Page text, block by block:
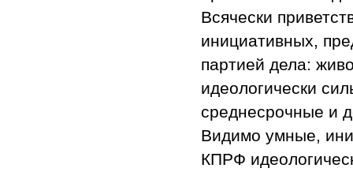
Всячески
инициативных,
партией дела:
идеологически
среднесрочные и
Видимо умные,
КПРФ